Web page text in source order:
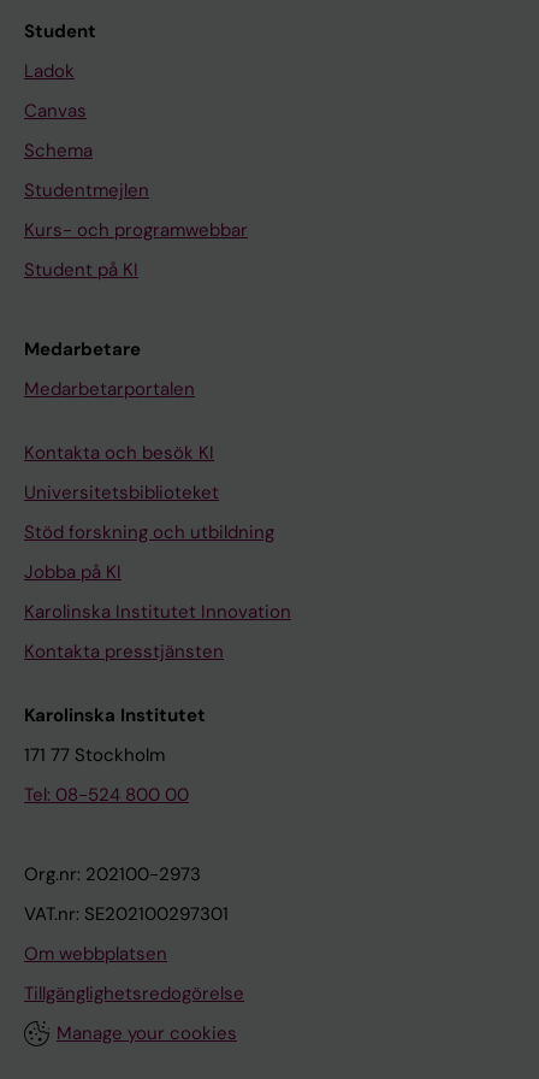
Student
Ladok
Canvas
Schema
Studentmejlen
Kurs- och programwebbar
Student på KI
Medarbetare
Medarbetarportalen
Kontakta och besök KI
Universitetsbiblioteket
Stöd forskning och utbildning
Jobba på KI
Karolinska Institutet Innovation
Kontakta presstjänsten
Karolinska Institutet
171 77 Stockholm
Tel: 08-524 800 00
Org.nr: 202100-2973
VAT.nr: SE202100297301
Om webbplatsen
Tillgänglighetsredogörelse
Manage your cookies